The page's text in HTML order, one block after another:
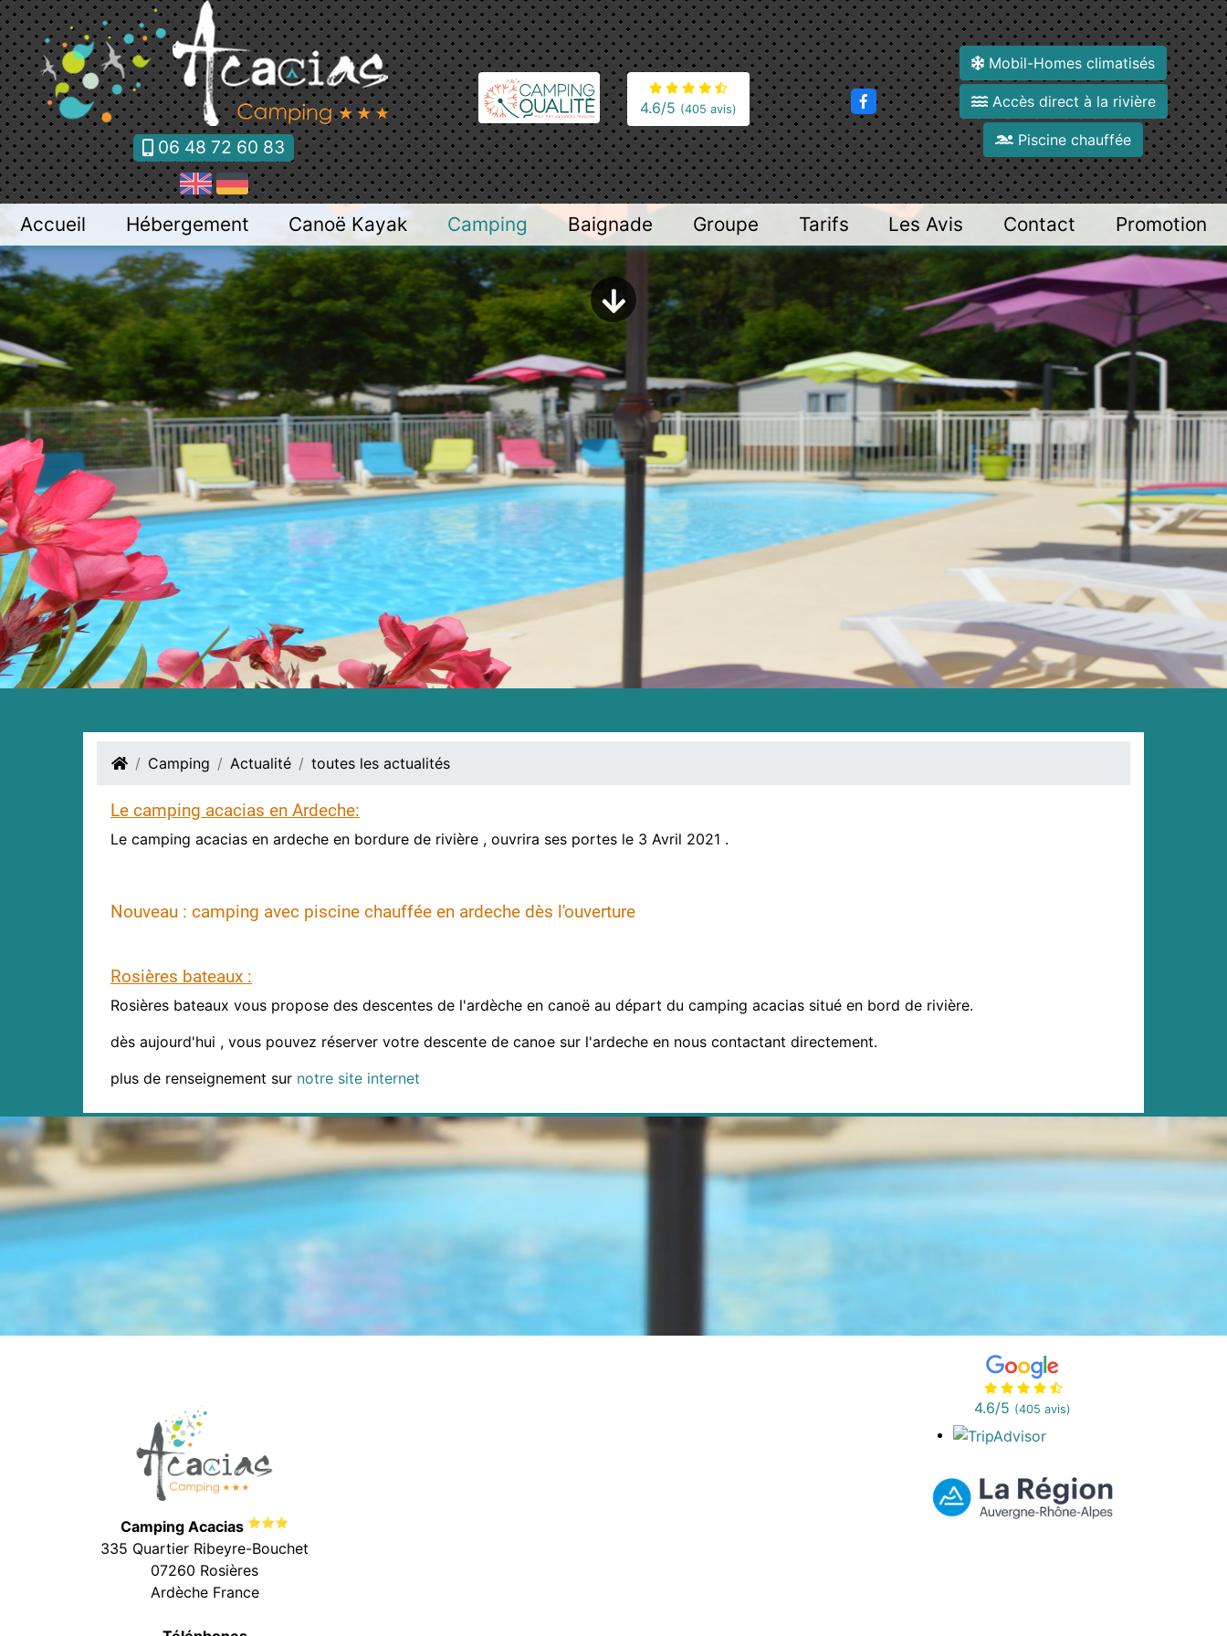
06 48 72 60 83
4.6/5 (405 avis)
Mobil-Homes climatisés
Accès direct à la rivière
Piscine chauffée
Accueil Hébergement Canoë Kayak Camping Baignade Groupe Tarifs Les Avis Contact Promotion
Camping Actualité toutes les actualités
Le camping acacias en Ardeche:
Le camping acacias en ardeche en bordure de rivière , ouvrira ses portes le 3 Avril 2021 .
Nouveau : camping avec piscine chauffée en ardeche dès l'ouverture
Rosières bateaux :
Rosières bateaux vous propose des descentes de l'ardèche en canoë au départ du camping acacias situé en bord de rivière.
dès aujourd'hui , vous pouvez réserver votre descente de canoe sur l'ardeche en nous contactant directement.
plus de renseignement sur notre site internet
Camping Acacias ⭐⭐⭐
335 Quartier Ribeyre-Bouchet
07260 Rosières
Ardèche France
4.6/5 (405 avis)
Panneau de gestion des cookies